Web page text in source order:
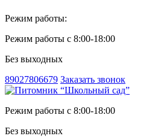
Режим работы:
Режим работы с 8:00-18:00
Без выходных
89027806679 Заказать звонок
Режим работы с 8:00-18:00
Без выходных